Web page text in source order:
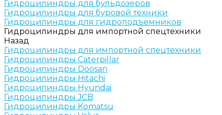
Гидроцилиндры для бульдозеров
Гидроцилиндры для буровой техники
Гидроцилиндры для гидроподъемников
Гидроцилиндры для импортной спецтехники
Назад
Гидроцилиндры для импортной спецтехники
Гидроцилиндры Caterpillar
Гидроцилиндры Doosan
Гидроцилиндры Hitachi
Гидроцилиндры Hyundai
Гидроцилиндры JCB
Гидроцилиндры Komatsu